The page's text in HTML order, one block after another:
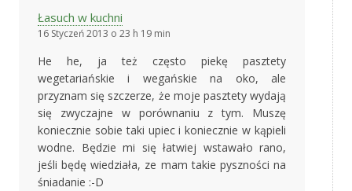
Łasuch w kuchni
16 Styczeń 2013 o 23 h 19 min
He he, ja też często piekę pasztety
wegetariańskie i wegańskie na oko, ale
przyznam się szczerze, że moje pasztety wydają
się zwyczajne w porównaniu z tym. Muszę
koniecznie sobie taki upiec i koniecznie w kąpieli
wodne. Będzie mi się łatwiej wstawało rano,
jeśli będę wiedziała, ze mam takie pyszności na
śniadanie :-D